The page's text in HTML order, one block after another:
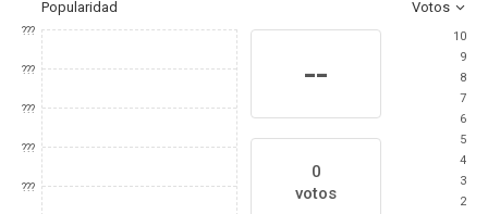
Popularidad Votos
???
???
???
???
???
--
0
votos
10
9
8
7
6
5
4
3
2